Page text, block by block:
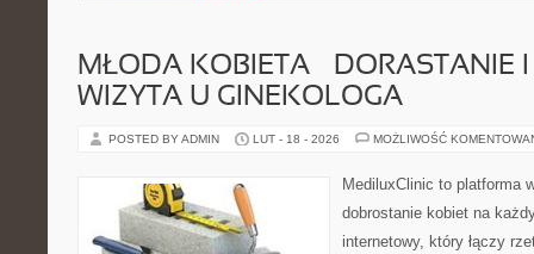
MŁODA KOBIETA – DORASTANIE
WIZYTA U GINEKOLOGA
POSTED BY ADMIN LUT - 18 - 2026 MOŻLIWOŚĆ
MediluxClinic to platforma
dobrostanie kobiet na
internetowy, który łączy